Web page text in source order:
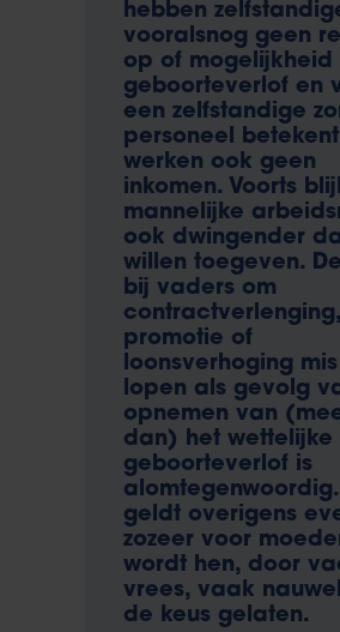
hebben
vooralsnog geen
op of mogelijkheid
geboorteverlof en
een zelfstandige
personeel
werken ook geen
inkomen. Voorts
mannelijke
ook dwingender
willen toegeven.
bij vaders om
contractverlenging,
promotie of
loonsverhoging
lopen als gevolg
opnemen van
dan) het wettelijke
geboorteverlof is
geldt overigens
zozeer voor
wordt hen, door
vrees, vaak
de keus gelaten.